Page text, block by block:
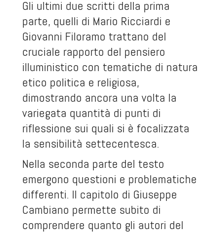
Gli ultimi due scritti della prima
parte, quelli di Mario Ricciardi e
Giovanni Filoramo trattano del
cruciale rapporto del pensiero
illuministico con tematiche di natura
etico politica e religiosa,
dimostrando ancora una volta la
variegata quantità di punti di
riflessione sui quali si è focalizzata
la sensibilità settecentesca.
Nella seconda parte del testo
emergono questioni e problematiche
differenti. Il capitolo di Giuseppe
Cambiano permette subito di
comprendere quanto gli autori del